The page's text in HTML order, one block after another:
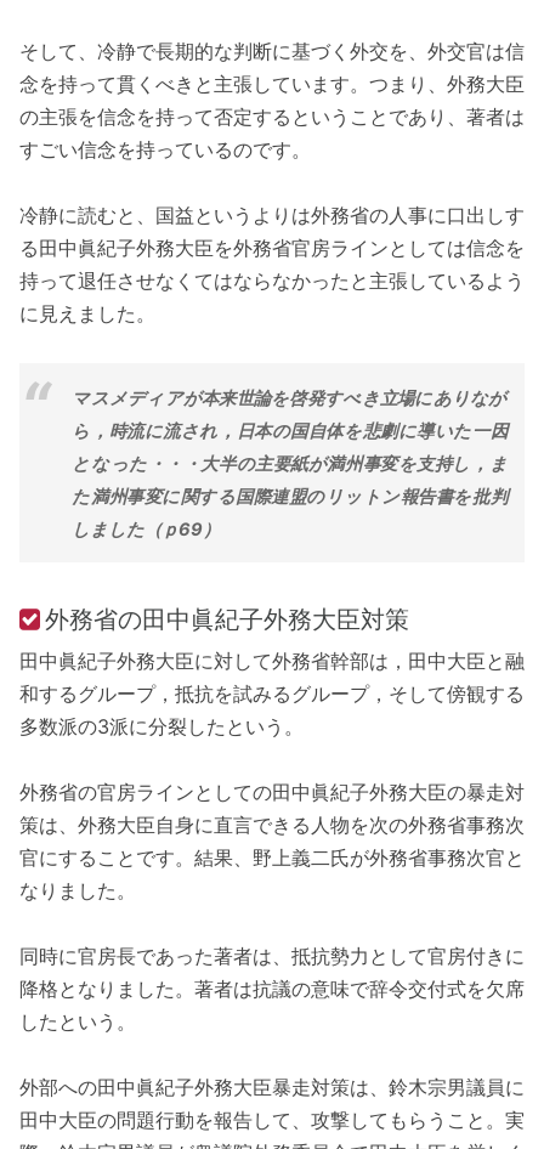
そして、冷静で長期的な判断に基づく外交を、外交官は信
念を持って貫くべきと主張しています。つまり、外務大臣
の主張を信念を持って否定するということであり、著者は
すごい信念を持っているのです。
冷静に読むと、国益というよりは外務省の人事に口出しす
る田中眞紀子外務大臣を外務省官房ラインとしては信念を
持って退任させなくてはならなかったと主張しているよう
に見えました。
マスメディアが本来世論を啓発すべき立場にありなが
ら，時流に流され，日本の国自体を悲劇に導いた一因
となった・・・大半の主要紙が満州事変を支持し，ま
た満州事変に関する国際連盟のリットン報告書を批判
しました（ｐ69）
外務省の田中眞紀子外務大臣対策
田中眞紀子外務大臣に対して外務省幹部は，田中大臣と融
和するグループ，抵抗を試みるグループ，そして傍観する
多数派の3派に分裂したという。
外務省の官房ラインとしての田中眞紀子外務大臣の暴走対
策は、外務大臣自身に直言できる人物を次の外務省事務次
官にすることです。結果、野上義二氏が外務省事務次官と
なりました。
同時に官房長であった著者は、抵抗勢力として官房付きに
降格となりました。著者は抗議の意味で辞令交付式を欠席
したという。
外部への田中眞紀子外務大臣暴走対策は、鈴木宗男議員に
田中大臣の問題行動を報告して、攻撃してもらうこと。実